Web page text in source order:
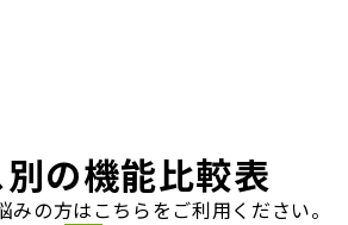
の機能比較表
みの方はこちらをご利用ください。